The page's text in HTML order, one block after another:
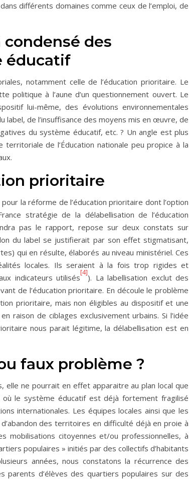
différents domaines comme ceux de l’emploi, de
condensé des
éducatif
notamment celle de l’éducation prioritaire. Le
politique à l’aune d’un questionnement ouvert. Le
lui-même, des évolutions environnementales
de l’insuffisance des moyens mis en œuvre, de
du système éducatif, etc. ? Un angle est plus
de l’Éducation nationale peu propice à la
prioritaire
la réforme de l’éducation prioritaire dont l’option
stratégie de la délabellisation de l’éducation
pas le rapport, repose sur deux constats sur
du label se justifierait par son effet stigmatisant,
qui en résulte, élaborés au niveau ministériel. Ces
locales. Ils seraient à la fois trop rigides et
indicateurs utilisés
[4]
). La labellisation exclut des
de l’éducation prioritaire. En découle le problème
prioritaire, mais non éligibles au dispositif et une
raison de ciblages exclusivement urbains. Si l’idée
nous parait légitime, la délabellisation est en
faux problème ?
elle ne pourrait en effet apparaitre au plan local que
le système éducatif est déjà fortement fragilisé
internationales. Les équipes locales ainsi que les
des territoires en difficulté déjà en proie à
mobilisations citoyennes et/ou professionnelles, à
populaires » initiés par des collectifs d’habitants
années, nous constatons la récurrence des
parents d’élèves des quartiers populaires sur des